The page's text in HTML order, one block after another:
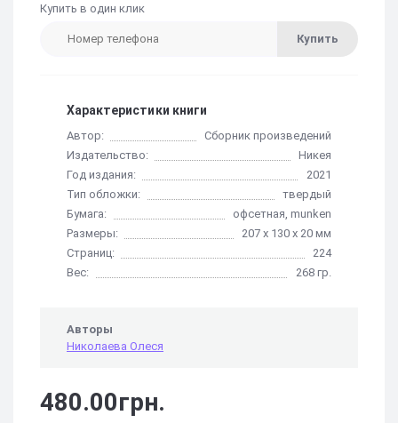
Купить в один клик
Купить
Характеристики книги
Автор:
Сборник произведений
Издательство:
Никея
Год издания:
2021
Тип обложки:
твердый
Бумага:
офсетная, munken
Размеры:
207 х 130 х 20 мм
Страниц:
224
Вес:
268 гр.
Авторы
Николаева Олеся
480.00грн.